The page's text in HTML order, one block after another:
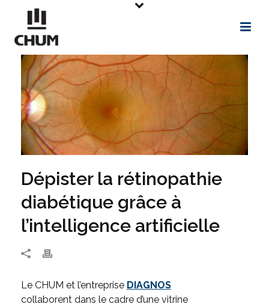
Dépister la rétinopathie
diabétique grâce à
l’intelligence artificielle
Le CHUM et l’entreprise DIAGNOS
collaborent dans le cadre d’une vitrine